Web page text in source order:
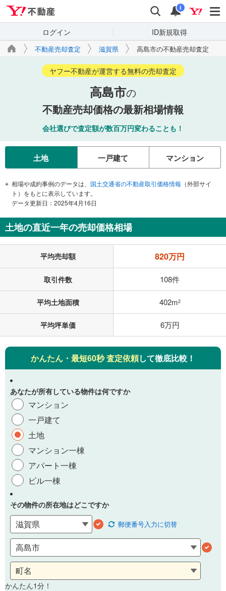
検索 通知
i
ログイン ID新規取得
不動産売却査定 滋賀県 高島市の不動産売却査定
ヤフー不動産が運営する無料の売却査定
高島市の
不動産売却価格の最新相場情報
会社選びで査定額が数百万円変わることも！
土地 一戸建て マンション
相場や成約事例のデータは、 国土交通省の不動産取引価格情報 （外部サイ
ト）をもとに表示しています。
データ更新日：2025年4月16日
土地の直近一年の売却価格相場
平均売却額 820万円
取引件数 108件
平均土地面積 402m2
平均坪単価 6万円
かんたん・最短60秒 査定依頼して徹底比較！
あなたが所有している物件は何ですか
マンション
一戸建て
土地
マンション一棟
アパート一棟
ビル一棟
その物件の所在地はどこですか
郵便番号入力に切替
かんたん1分！